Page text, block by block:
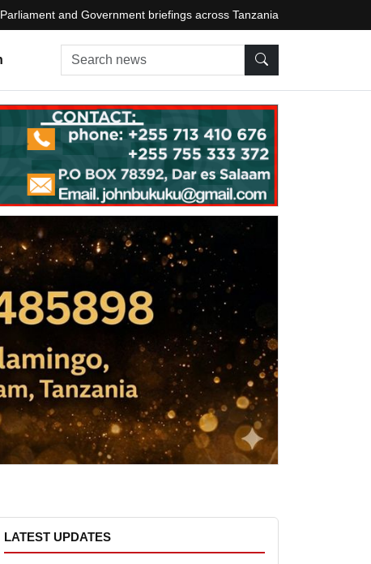
and Government briefings across Tanzania
Search news
LATEST UPDATES